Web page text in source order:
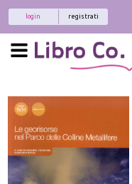
registrati
login